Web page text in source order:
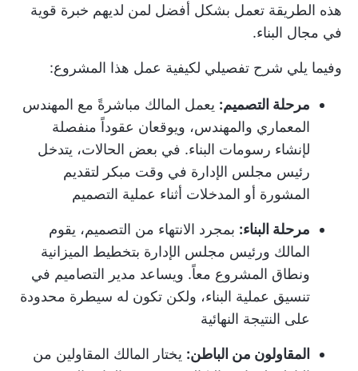
هذه الطريقة تعمل بشكل أفضل لمن لديهم خبرة قوية
في مجال البناء.
وفيما يلي شرح تفصيلي لكيفية عمل هذا المشروع:
مرحلة التصميم: يعمل المالك مباشرةً مع المهندس
المعماري والمهندس، ويوقعان عقوداً منفصلة
لإنشاء رسومات البناء. في بعض الحالات، يتدخل
رئيس مجلس الإدارة في وقت مبكر لتقديم
المشورة أو المدخلات أثناء عملية التصميم
مرحلة البناء: بمجرد الانتهاء من التصميم، يقوم
المالك ورئيس مجلس الإدارة بتخطيط الميزانية
ونطاق المشروع معاً. ويساعد مدير التصاميم في
تنسيق عملية البناء، ولكن تكون له سيطرة محدودة
على النتيجة النهائية
المقاولون من الباطن: يختار المالك المقاولين من